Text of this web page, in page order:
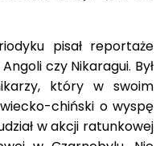
pisał reportaże
czy Nikaragui. Był
który w swoim
chiński o wyspę
w akcji ratunkowej